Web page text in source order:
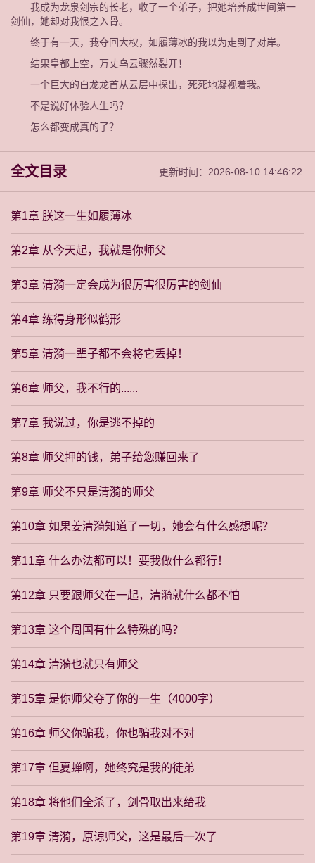
我成为龙泉剑宗的长老，收了一个弟子，把她培养成世间第一
剑仙，她却对我恨之入骨。
终于有一天，我夺回大权，如履薄冰的我以为走到了对岸。
结果皇都上空，万丈乌云骤然裂开！
一个巨大的白龙龙首从云层中探出，死死地凝视着我。
不是说好体验人生吗？
怎么都变成真的了？
更新时间：2026-08-10 14:46:22
全文目录
第1章 朕这一生如履薄冰
第2章 从今天起，我就是你师父
第3章 清漪一定会成为很厉害很厉害的剑仙
第4章 练得身形似鹤形
第5章 清漪一辈子都不会将它丢掉！
第6章 师父，我不行的......
第7章 我说过，你是逃不掉的
第8章 师父押的钱，弟子给您赚回来了
第9章 师父不只是清漪的师父
第10章 如果姜清漪知道了一切，她会有什么感想呢？
第11章 什么办法都可以！要我做什么都行！
第12章 只要跟师父在一起，清漪就什么都不怕
第13章 这个周国有什么特殊的吗？
第14章 清漪也就只有师父
第15章 是你师父夺了你的一生（4000字）
第16章 师父你骗我，你也骗我对不对
第17章 但夏蝉啊，她终究是我的徒弟
第18章 将他们全杀了，剑骨取出来给我
第19章 清漪，原谅师父，这是最后一次了